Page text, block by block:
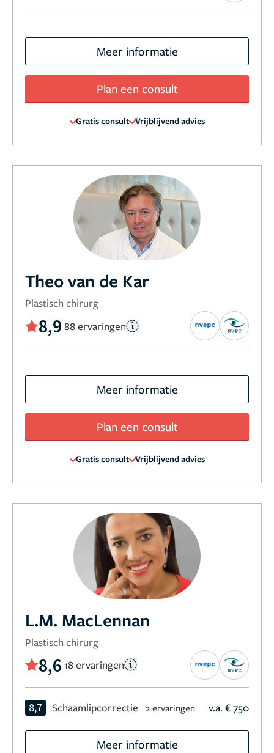
Meer informatie
Plan een consult
Gratis consult Vrijblijvend advies
Theo van de Kar
Plastisch chirurg
8,9 88 ervaringen
Meer informatie
Plan een consult
Gratis consult Vrijblijvend advies
L.M. MacLennan
Plastisch chirurg
8,6 18 ervaringen
8,7 Schaamlipcorrectie 2 ervaringen v.a. € 750
Meer informatie